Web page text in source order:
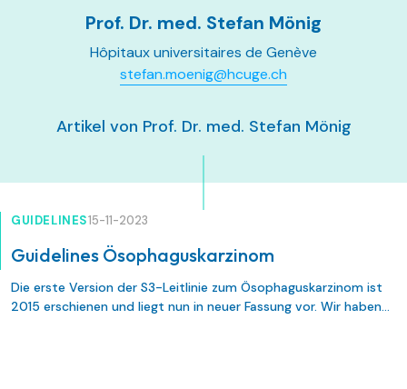
Prof. Dr. med. Stefan Mönig
Hôpitaux universitaires de Genève
stefan.moenig@hcuge.ch
Artikel von Prof. Dr. med. Stefan Mönig
GUIDELINES15-11-2023
Guidelines Ösophaguskarzinom
Die erste Version der S3-Leitlinie zum Ösophaguskarzinom ist
2015 erschienen und liegt nun in neuer Fassung vor. Wir haben